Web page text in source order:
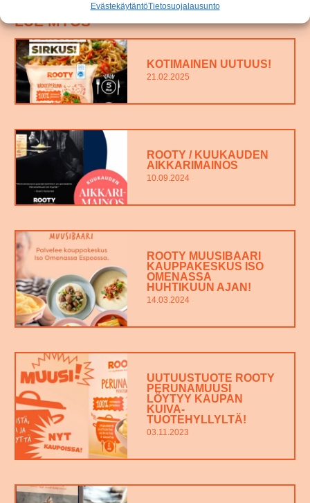
EvästekäytäntöTietosuojalausunto
LUE MYÖS
KOTIMAINEN UUTUUS!
21.02.2025
ROOTY / KUUKAUDEN
AIKKARIMAINOS
10.09.2024
ROOTY MUUSIBAARI
KAUPPAKESKUS ISO
OMENASSA
HUHTIKUUN AJAN!
14.03.2024
UUTUUSTUOTE ROOTY
PERUNAMUUSI
LÖYTYY KAUPAN
KUIVA-
TUOTEHYLLYLTÄ!
03.11.2023